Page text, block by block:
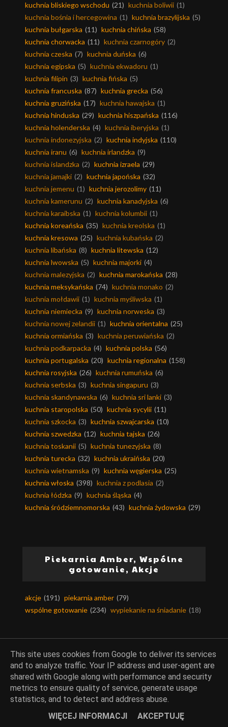
kuchnia bliskiego wschodu (21) kuchnia boliwii (1)
kuchnia bośnia i hercegowina (1) kuchnia brazylijska (5)
kuchnia bułgarska (11) kuchnia chińska (58)
kuchnia chorwacka (11) kuchnia czarnogóry (2)
kuchnia czeska (7) kuchnia duńska (6)
kuchnia egipska (5) kuchnia ekwadoru (1)
kuchnia filipin (3) kuchnia fińska (5)
kuchnia francuska (87) kuchnia grecka (56)
kuchnia gruzińska (17) kuchnia hawajska (1)
kuchnia hinduska (29) kuchnia hiszpańska (116)
kuchnia holenderska (4) kuchnia iberyjska (1)
kuchnia indonezyjska (2) kuchnia indyjska (110)
kuchnia iranu (6) kuchnia irlandzka (9)
kuchnia islandzka (2) kuchnia izraela (29)
kuchnia jamajki (2) kuchnia japońska (32)
kuchnia jemenu (1) kuchnia jerozolimy (11)
kuchnia kamerunu (2) kuchnia kanadyjska (6)
kuchnia karaibska (1) kuchnia kolumbii (1)
kuchnia koreańska (35) kuchnia kreolska (1)
kuchnia kresowa (25) kuchnia kubańska (2)
kuchnia libańska (8) kuchnia litewska (12)
kuchnia lwowska (5) kuchnia majorki (4)
kuchnia malezyjska (2) kuchnia marokańska (28)
kuchnia meksykańska (74) kuchnia monako (2)
kuchnia mołdawii (1) kuchnia myśliwska (1)
kuchnia niemiecka (9) kuchnia norweska (3)
kuchnia nowej zelandii (1) kuchnia orientalna (25)
kuchnia ormiańska (3) kuchnia peruwiańska (2)
kuchnia podkarpacka (4) kuchnia polska (56)
kuchnia portugalska (20) kuchnia regionalna (158)
kuchnia rosyjska (26) kuchnia rumuńska (6)
kuchnia serbska (3) kuchnia singapuru (3)
kuchnia skandynawska (6) kuchnia sri lanki (3)
kuchnia staropolska (50) kuchnia sycylii (11)
kuchnia szkocka (3) kuchnia szwajcarska (10)
kuchnia szwedzka (12) kuchnia tajska (26)
kuchnia toskanii (5) kuchnia tunezyjska (8)
kuchnia turecka (32) kuchnia ukraińska (20)
kuchnia wietnamska (9) kuchnia węgierska (25)
kuchnia włoska (398) kuchnia z podlasia (2)
kuchnia łódzka (9) kuchnia śląska (4)
kuchnia śródziemnomorska (43) kuchnia żydowska (29)
Piekarnia Amber, Wspólne
gotowanie, Akcje
akcje (191) piekarnia amber (79)
wspólne gotowanie (234) wypiekanie na śniadanie (18)
Okazje i różności
boże narodzenie (213) czekolada (258)
dania z mikrofali (13) domowe pieczywo (786)
domowe sery (17) domowe wędliny (9)
This site uses cookies from Google to deliver its services
and to analyze traffic. Your IP address and user-agent are
shared with Google along with performance and security
metrics to ensure quality of service, generate usage
statistics, and to detect and address abuse.
WIĘCEJ INFORMACJI
AKCEPTUJĘ